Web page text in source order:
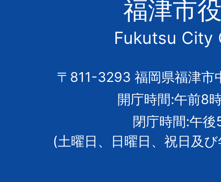
市
の
市
章
福津市
Fukutsu City
〒811-3293 福岡県福津市
開庁時間:午前8
閉庁時間:午後
(土曜日、日曜日、祝日及